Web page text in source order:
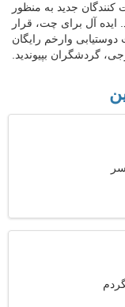
جدید به منظور
ایده آل برای چت، قرار
وارخم رایگان
گردشگران بپیوندید.